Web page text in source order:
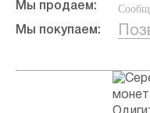
Мы продаем:
Мы покупаем: